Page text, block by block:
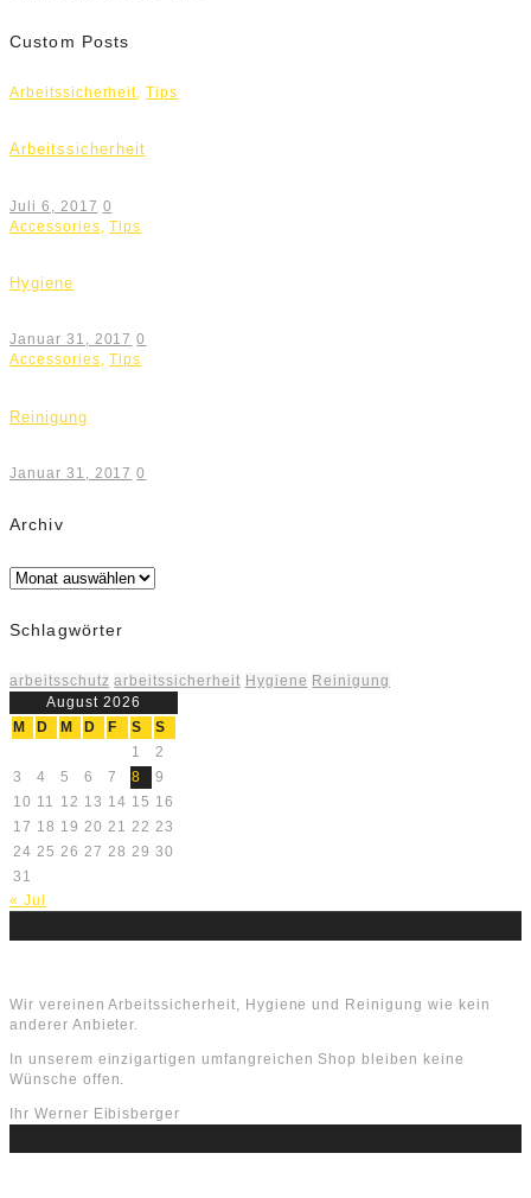
Custom Posts
Arbeitssicherheit,Tips
Arbeitssicherheit
Juli 6, 2017 0
Accessories ,Tips
Hygiene
Januar 31, 2017 0
Accessories,Tips
Reinigung
Januar 31, 2017 0
Archiv
Archiv
Schlagwörter
arbeitsschutz arbeitssicherheit Hygiene Reinigung
August 2026
M
D M D F S
S
1
2
3
4 5 6 7 8
9
10 11 12 13 14 15 16
17 18 19 20 21 22 23
24 25 26 27 28 29 30
31
« Jul
Wir vereinen Arbeitssicherheit, Hygiene und Reinigung wie kein
anderer Anbieter.
In unserem einzigartigen umfangreichen Shop bleiben keine
Wünsche offen.
Ihr Werner Eibisberger